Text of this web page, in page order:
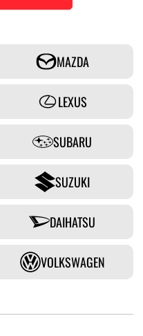
MAZDA
LEXUS
SUBARU
SUZUKI
DAIHATSU
VOLKSWAGEN